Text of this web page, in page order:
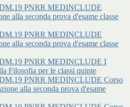
PNRR MEDINCLUDE
alla seconda prova d'esame classe
PNRR MEDINCLUDE
alla seconda prova d'esame classe
PNRR MEDINCLUDE I
Filosofia per le classi quinte
PNRR MEDINCLUDE Corso
alla seconda prova d'esame